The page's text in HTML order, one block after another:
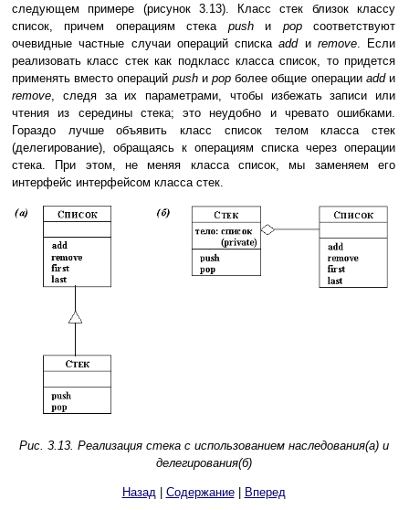
следующем примере (рисунок 3.13). Класс стек близок классу
список, причем операциям стека pushи popсоответствуют
очевидные частные случаи операций спискаaddи remove. Если
реализовать класс стек как подкласс класса список, то придется
применять вместо операций pushиpop более общие операции addи
remove, следя за их параметрами, чтобы избежать записи или
чтения из середины стека; это неудобно и чревато ошибками.
Гораздо лучше объявить класс список телом класса стек
(делегирование), обращаясь к операциям списка через операции
стека. При этом, не меняя класса список, мы заменяем его
интерфейс интерфейсом класса стек.
Рис. 3.13. Реализация стека с использованием наследования(а) и
делегирования(б)
Назад | Содержание| Вперед